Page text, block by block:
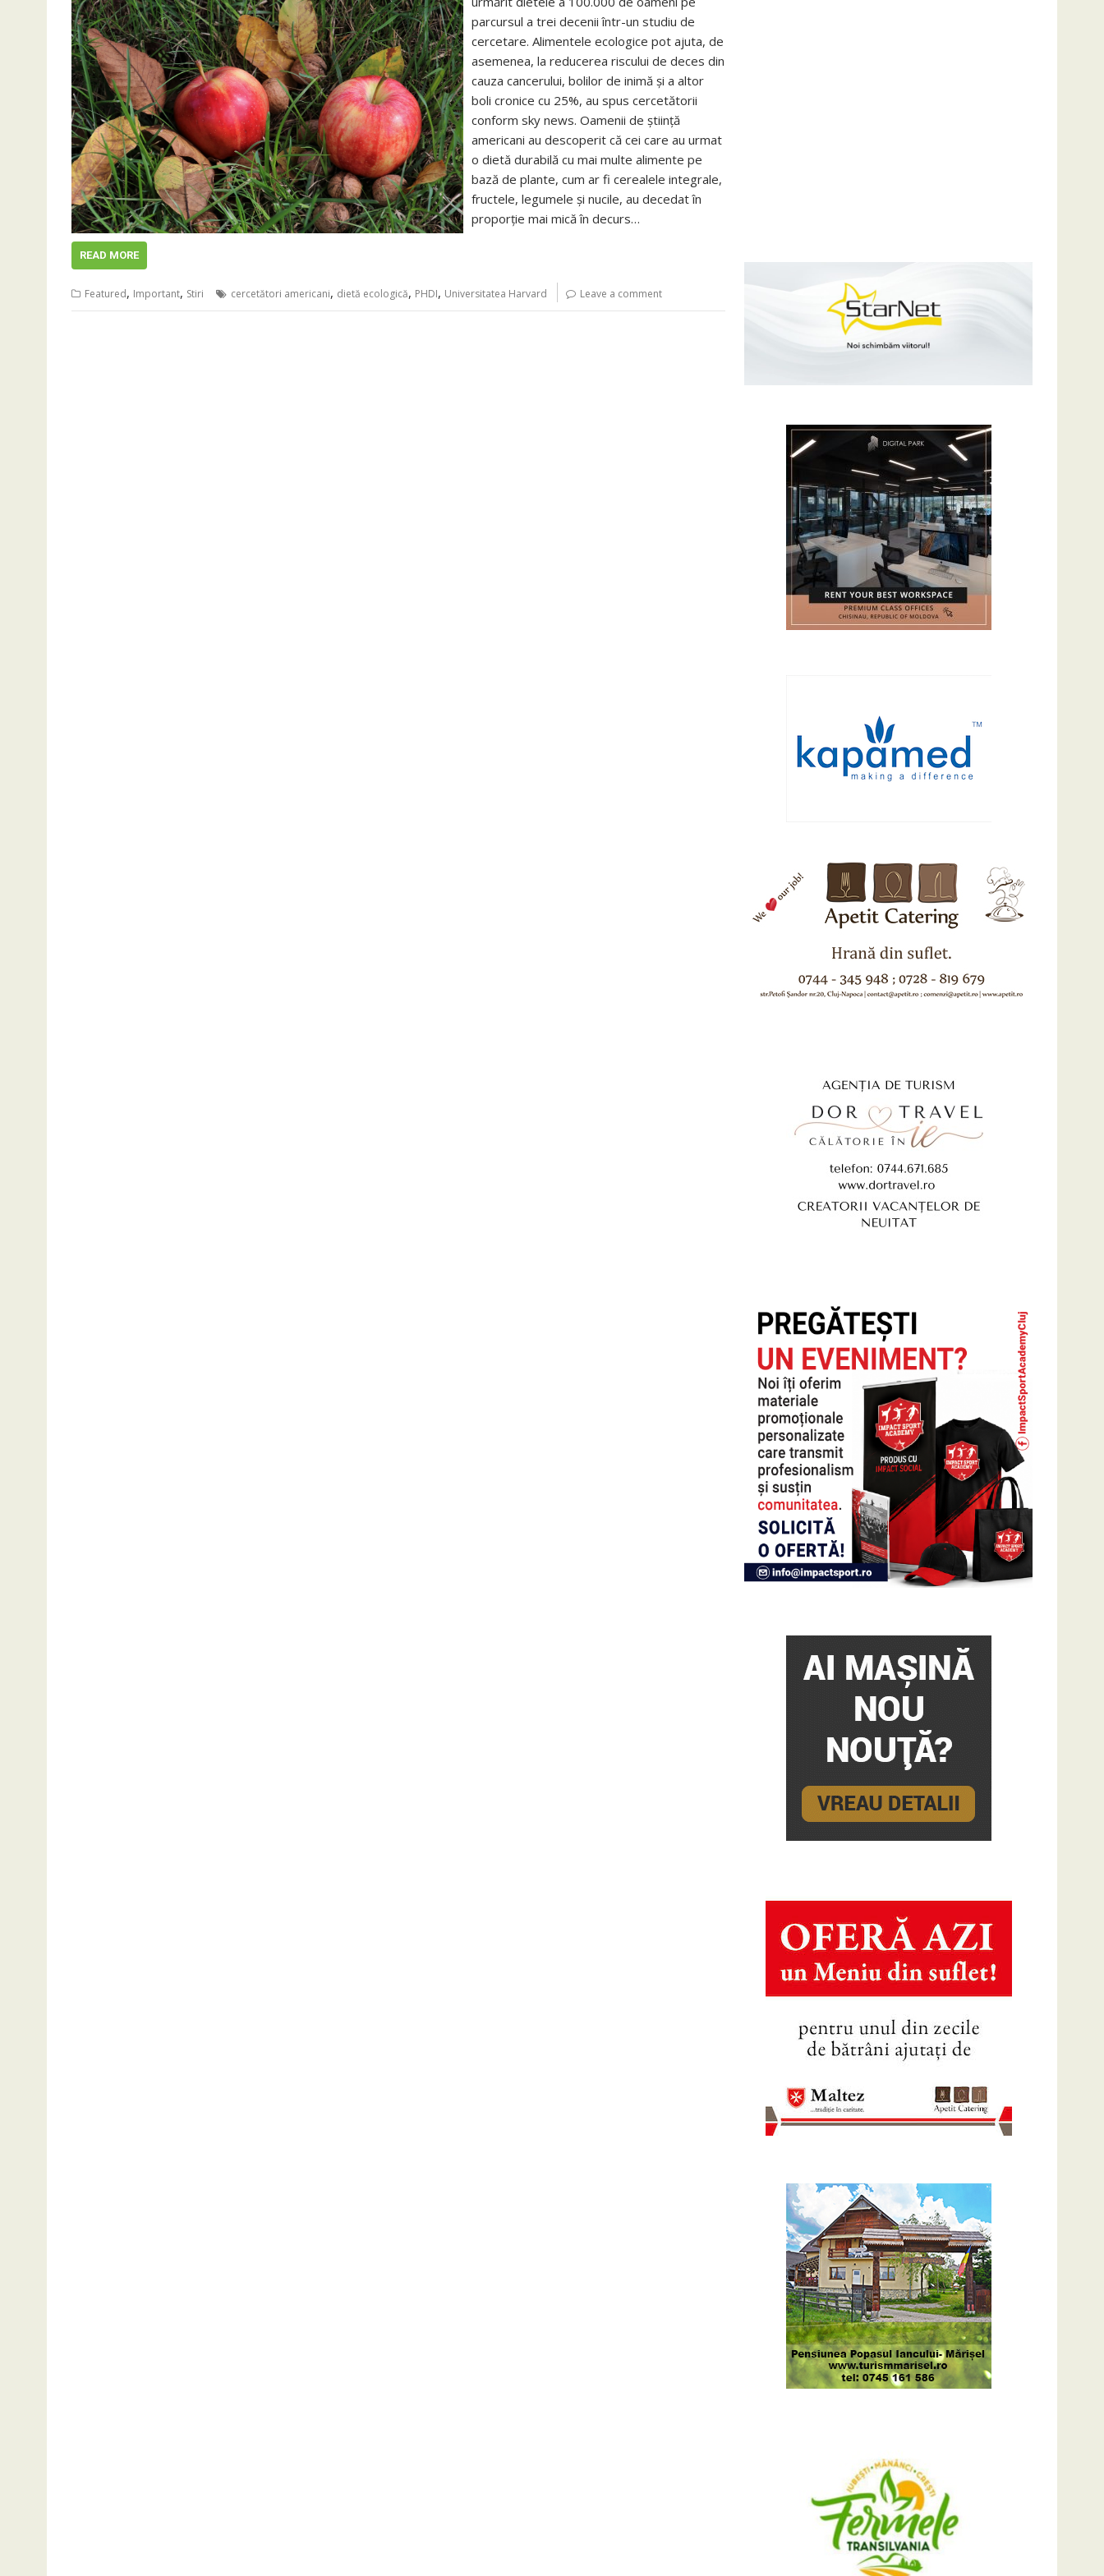
parcursul a trei decenii într-un studiu de
cercetare. Alimentele ecologice pot ajuta, de
asemenea, la reducerea riscului de deces din
cauza cancerului, bolilor de inimă și a altor
boli cronice cu 25%, au spus cercetătorii
conform sky news. Oamenii de știință
americani au descoperit că cei care au urmat
o dietă durabilă cu mai multe alimente pe
bază de plante, cum ar fi cerealele integrale,
fructele, legumele și nucile, au decedat în
proporție mai mică în decurs…
READ MORE
Featured, Important, Stiri cercetători americani, dietă ecologică, PHDI, Universitatea Harvard Leave a comment